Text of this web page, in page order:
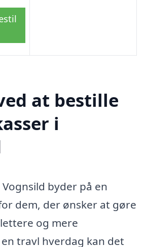
at bestille
i
byder på en
dem, der ønsker at gøre
og mere
travl hverdag kan det